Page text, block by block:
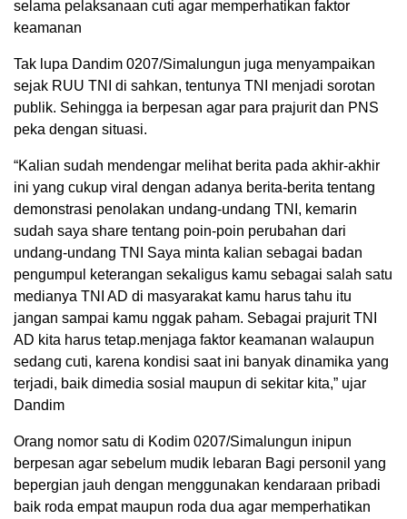
selama pelaksanaan cuti agar memperhatikan faktor
keamanan
Tak lupa Dandim 0207/Simalungun juga menyampaikan
sejak RUU TNI di sahkan, tentunya TNI menjadi sorotan
publik. Sehingga ia berpesan agar para prajurit dan PNS
peka dengan situasi.
“Kalian sudah mendengar melihat berita pada akhir-akhir
ini yang cukup viral dengan adanya berita-berita tentang
demonstrasi penolakan undang-undang TNI, kemarin
sudah saya share tentang poin-poin perubahan dari
undang-undang TNI Saya minta kalian sebagai badan
pengumpul keterangan sekaligus kamu sebagai salah satu
medianya TNI AD di masyarakat kamu harus tahu itu
jangan sampai kamu nggak paham. Sebagai prajurit TNI
AD kita harus tetap.menjaga faktor keamanan walaupun
sedang cuti, karena kondisi saat ini banyak dinamika yang
terjadi, baik dimedia sosial maupun di sekitar kita,” ujar
Dandim
Orang nomor satu di Kodim 0207/Simalungun inipun
berpesan agar sebelum mudik lebaran Bagi personil yang
bepergian jauh dengan menggunakan kendaraan pribadi
baik roda empat maupun roda dua agar memperhatikan